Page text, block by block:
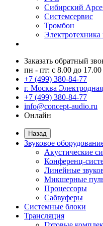
Сибирский
Системсервис
Тромбон
Заказать обратный
пн - пт: с 8.00 до 17.00
+7 (499) 380-84-77
г. Москва
+7 (499) 380-84-77
info@concept-audio.ru
Онлайн
Назад
Звуковое
Акустические
Конференц-
Линейные
Микшерные
Процессоры
Сабвуферы
Системные блоки
Трансляция